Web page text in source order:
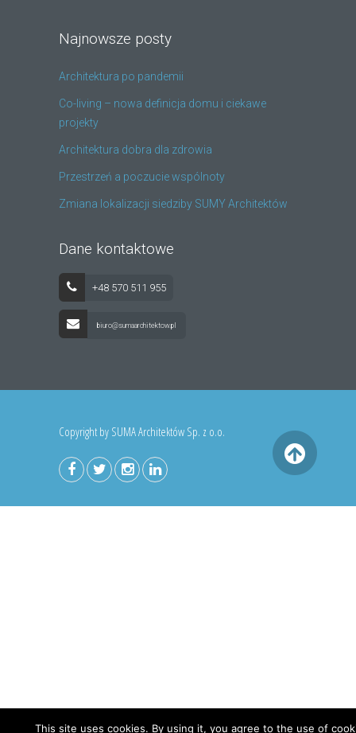
Najnowsze posty
Architektura po pandemii
Co-living – nowa definicja domu i ciekawe
projekty
Architektura dobra dla zdrowia
Przestrzeń a poczucie wspólnoty
Zmiana lokalizacji siedziby SUMY Architektów
Dane kontaktowe
+48 570 511 955
biuro@sumaarchitektow.pl
Copyright by SUMA Architektów Sp. z o.o.
This site uses cookies. By using it, you agree to the use of